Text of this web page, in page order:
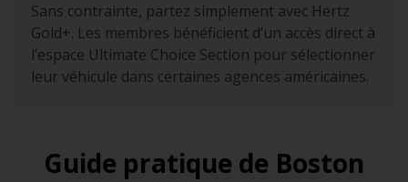
Sans contrainte, partez simplement avec Hertz
Gold+. Les membres bénéficient d’un accès direct à
l’espace Ultimate Choice Section pour sélectionner
leur véhicule dans certaines agences américaines.
Guide pratique de Boston